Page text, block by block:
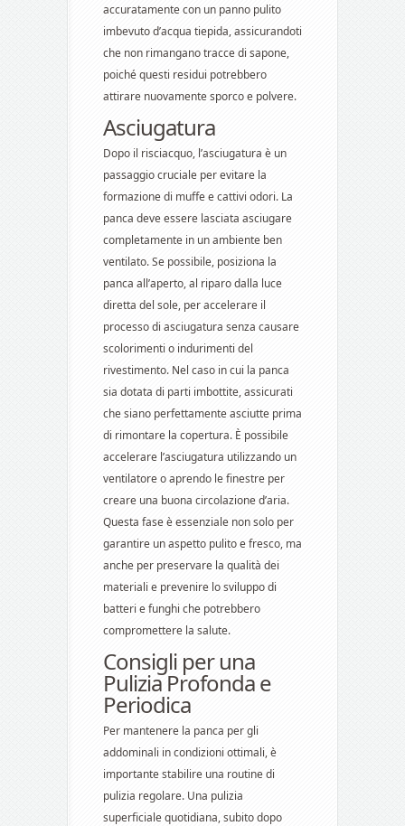
accuratamente con un panno pulito
imbevuto d’acqua tiepida, assicurandoti
che non rimangano tracce di sapone,
poiché questi residui potrebbero
attirare nuovamente sporco e polvere.
Asciugatura
Dopo il risciacquo, l’asciugatura è un
passaggio cruciale per evitare la
formazione di muffe e cattivi odori. La
panca deve essere lasciata asciugare
completamente in un ambiente ben
ventilato. Se possibile, posiziona la
panca all’aperto, al riparo dalla luce
diretta del sole, per accelerare il
processo di asciugatura senza causare
scolorimenti o indurimenti del
rivestimento. Nel caso in cui la panca
sia dotata di parti imbottite, assicurati
che siano perfettamente asciutte prima
di rimontare la copertura. È possibile
accelerare l’asciugatura utilizzando un
ventilatore o aprendo le finestre per
creare una buona circolazione d’aria.
Questa fase è essenziale non solo per
garantire un aspetto pulito e fresco, ma
anche per preservare la qualità dei
materiali e prevenire lo sviluppo di
batteri e funghi che potrebbero
compromettere la salute.
Consigli per una
Pulizia Profonda e
Periodica
Per mantenere la panca per gli
addominali in condizioni ottimali, è
importante stabilire una routine di
pulizia regolare. Una pulizia
superficiale quotidiana, subito dopo